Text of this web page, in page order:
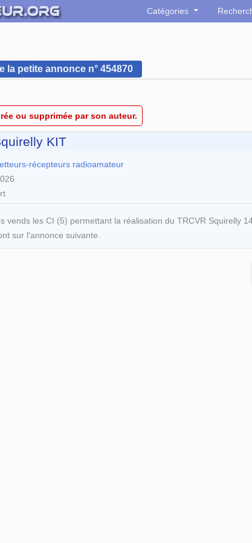
Catégories
la petite annonce n° 454870
ou supprimée par son auteur.
KIT
récepteurs radioamateur
vends les CI (5) permettant la réalisation du TRCVR Squirelly
sur l'annonce suivante.